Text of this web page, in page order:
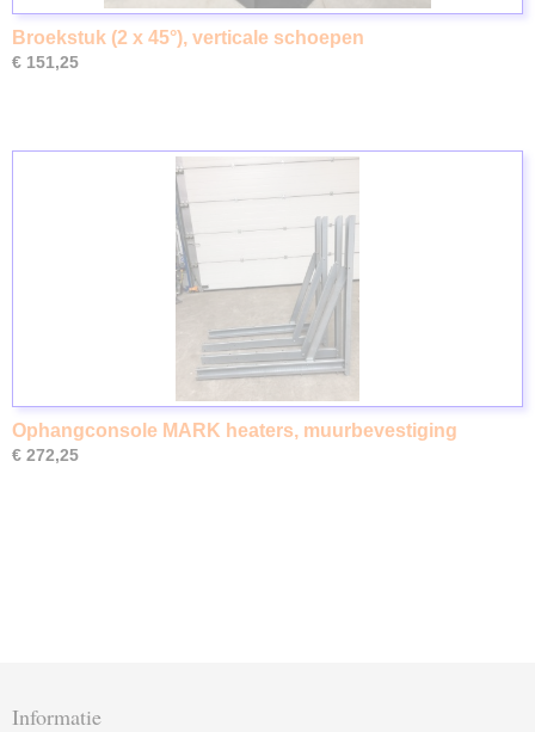
Broekstuk (2 x 45°), verticale schoepen
€ 151,25
Ophangconsole MARK heaters, muurbevestiging
€ 272,25
Informatie